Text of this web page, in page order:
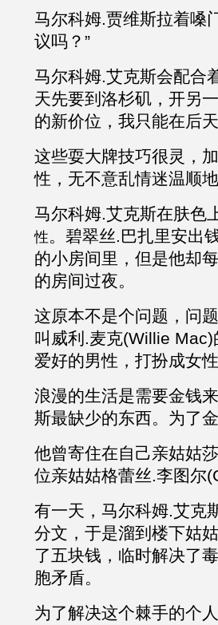
马尔科姆.贾维斯拉着嗓
议吗？”
马尔科姆.艾克斯会配合
天先要到洛杉矶，开另
的新价位，我只能在后
这些耍大牌技巧很灵，
性，无不意乱情迷温顺
马尔科姆.艾克斯在肤色
性。碧翠丝.巴扎里安出
的小房间里，但是他却
的房间过夜。
这原本不是个问题，问
叫威利 .麦克(Willie Mac)
爱好的男性，打扮成女
浪漫的生活是需要金钱
斯最缺少的东西。为了
他曾寄住在自己亲姑姑
位亲姑姑格蕾丝.李图尔
有一天，马尔科姆.艾克
分文，于是溜到楼下姑
了五块钱，临时解决了
胞矛盾。
为了解决这个棘手的个